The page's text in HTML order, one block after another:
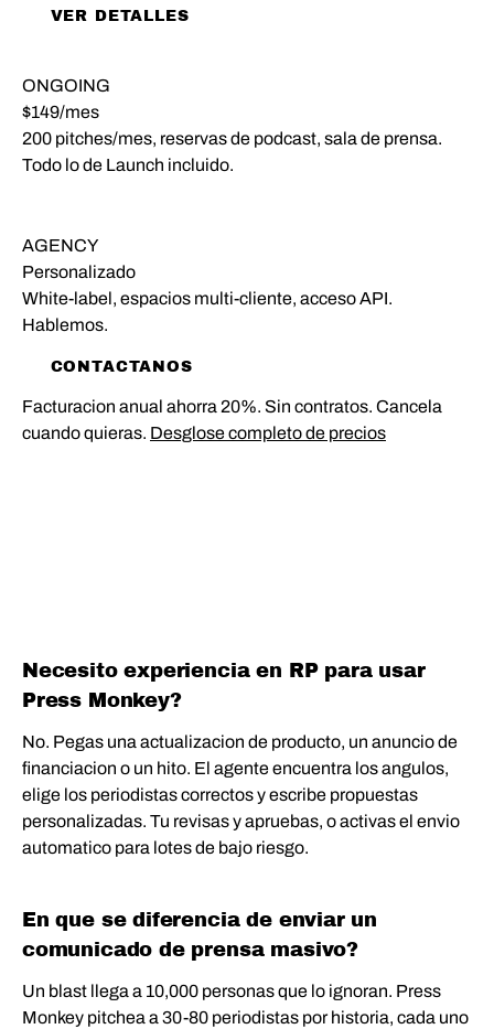
VER DETALLES
ONGOING
$149/mes
200 pitches/mes, reservas de podcast, sala de prensa.
Todo lo de Launch incluido.
AGENCY
Personalizado
White-label, espacios multi-cliente, acceso API.
Hablemos.
CONTACTANOS
Facturacion anual ahorra 20%. Sin contratos. Cancela
cuando quieras. Desglose completo de precios
Necesito experiencia en RP para usar
Press Monkey?
No. Pegas una actualizacion de producto, un anuncio de
financiacion o un hito. El agente encuentra los angulos,
elige los periodistas correctos y escribe propuestas
personalizadas. Tu revisas y apruebas, o activas el envio
automatico para lotes de bajo riesgo.
En que se diferencia de enviar un
comunicado de prensa masivo?
Un blast llega a 10,000 personas que lo ignoran. Press
Monkey pitchea a 30-80 periodistas por historia, cada uno